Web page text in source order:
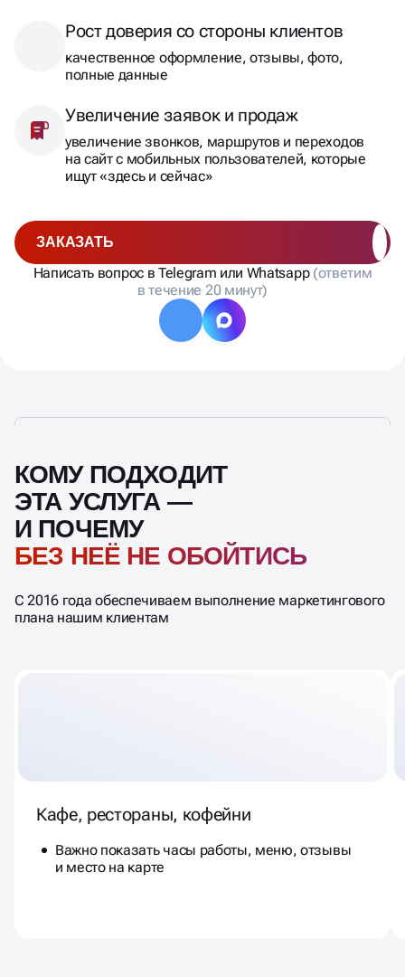
Рост доверия со стороны клиентов
качественное оформление, отзывы, фото,
полные данные
Увеличение заявок и продаж
увеличение звонков, маршрутов и переходов
на сайт с мобильных пользователей, которые
ищут «здесь и сейчас»
ЗАКАЗАТЬ
Написать вопрос в Telegram или Whatsapp (ответим
в течение 20 минут)
КОМУ ПОДХОДИТ
ЭТА УСЛУГА —
И ПОЧЕМУ
БЕЗ НЕЁ НЕ ОБОЙТИСЬ
С 2016 года обеспечиваем выполнение маркетингового
плана нашим клиентам
Кафе, рестораны, кофейни
Важно показать часы работы, меню, отзывы
и место на карте